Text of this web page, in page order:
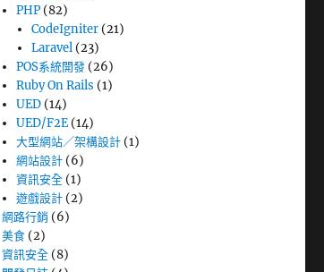
PHP (82)
CodeIgniter(21)
Laravel(23)
POS系統開發 (26)
Ruby On Rails (1)
UED (14)
UED/F2E (14)
大型網站／架構設計 (1)
網站設計 (6)
資訊安全 (1)
遊戲設計 (2)
網路行銷 (6)
美食 (2)
資訊安全 (8)